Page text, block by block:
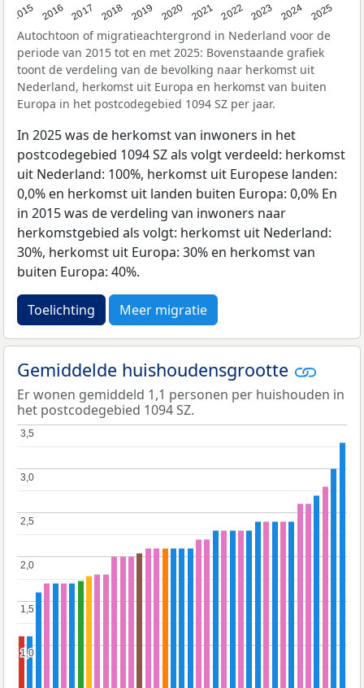
2015 2016 2017 2018 2019 2020 2021 2022 2023 2024 2025
Autochtoon of migratieachtergrond in Nederland voor de
periode van 2015 tot en met 2025: Bovenstaande grafiek
toont de verdeling van de bevolking naar herkomst uit
Nederland, herkomst uit Europa en herkomst van buiten
Europa in het postcodegebied 1094 SZ per jaar.
In 2025 was de herkomst van inwoners in het
postcodegebied 1094 SZ als volgt verdeeld: herkomst
uit Nederland: 100%, herkomst uit Europese landen:
0,0% en herkomst uit landen buiten Europa: 0,0% En
in 2015 was de verdeling van inwoners naar
herkomstgebied als volgt: herkomst uit Nederland:
30%, herkomst uit Europa: 30% en herkomst van
buiten Europa: 40%.
Toelichting Meer migratie
Gemiddelde huishoudensgrootte
Er wonen gemiddeld 1,1 personen per huishouden in
het postcodegebied 1094 SZ.
1,0
1,0
1,5
1,5
2,0
2,0
2,5
2,5
3,0
3,0
3,5
3,5